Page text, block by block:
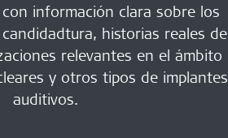
información clara sobre los
historias reales de
relevantes en el ámbito
y otros tipos de implantes
auditivos.